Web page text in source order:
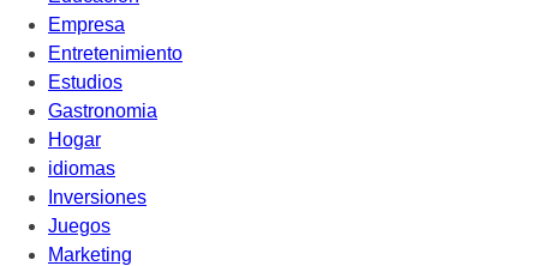
Empresa
Entretenimiento
Estudios
Gastronomia
Hogar
idiomas
Inversiones
Juegos
Marketing